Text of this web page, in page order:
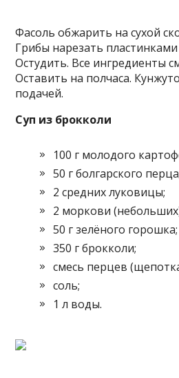
Фасоль обжарить на сухой
Грибы нарезать
Остудить. Все ингредиенты
Оставить на полчаса.
подачей.
Суп из брокколи
100 г молодого
50 г болгарского
2 средних луковицы;
2 моркови
50 г зелёного горошка;
350 г брокколи;
смесь перцев
соль;
1 л воды.